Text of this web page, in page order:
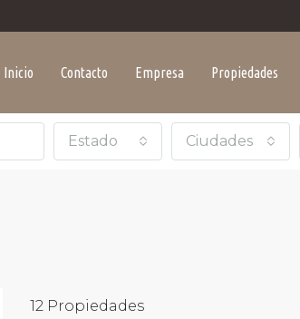
Inicio Contacto Empresa Propiedades
Estado Ciudades
12 Propiedades